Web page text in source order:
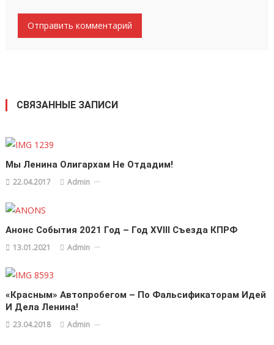
СВЯЗАННЫЕ ЗАПИСИ
Мы Ленина Олигархам Не Отдадим!
22.04.2017 Admin
Анонс События 2021 Год – Год XVIII Съезда КПРФ
13.01.2021 Admin
«Красным» Автопробегом – По Фальсификаторам Идей
И Дела Ленина!
23.04.2018 Admin